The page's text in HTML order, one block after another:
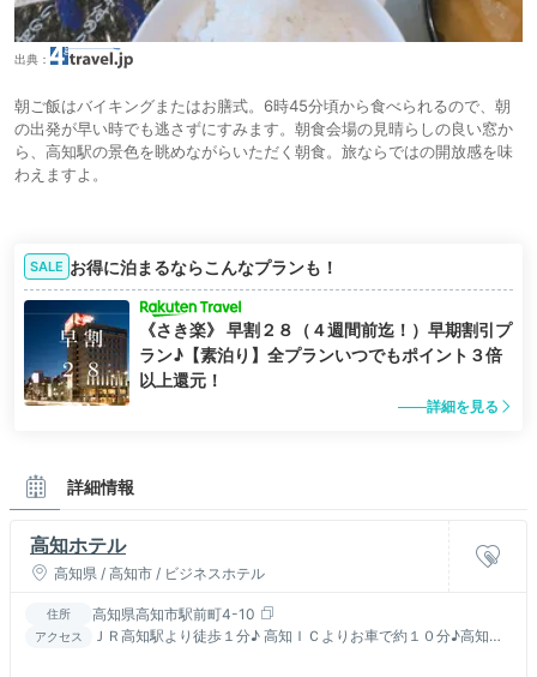
出典：
朝ご飯はバイキングまたはお膳式。6時45分頃から食べられるので、朝
の出発が早い時でも逃さずにすみます。朝食会場の見晴らしの良い窓か
ら、高知駅の景色を眺めながらいただく朝食。旅ならではの開放感を味
わえますよ。
SALE お得に泊まるならこんなプランも！
《さき楽》 早割２８（４週間前迄！）早期割引プ
ラン♪【素泊り】全プランいつでもポイント３倍
以上還元！
詳細を見る
詳細情報
高知ホテル
高知県 / 高知市 / ビジネスホテル
住所 高知県高知市駅前町4-10
アクセス
ＪＲ高知駅より徒歩１分♪ 高知ＩＣよりお車で約１０分♪高知龍